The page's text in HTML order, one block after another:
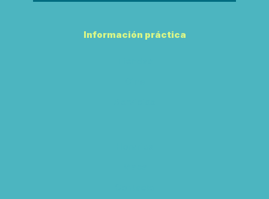
Información práctica